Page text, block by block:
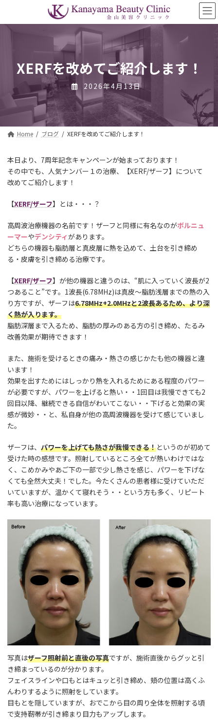
テ
ゲ
XERFを改めてご紹介します！
2026年4月13日
Home ブログ XERFを改めてご紹介します！
本日より、7周年記念キャンペーンが始まっております！
その中でも、人気ナンバー１の治療、【XERF/ザーフ】について
改めてご紹介します！
【XERF/ザーフ】とは・・・？
高周波治療機器の名前です！ザーフと同様に有名なのがボルニュ
ーマーやデンシティがあります。
どちらの機器も脂肪層と真皮層に熱を込めて、土台を引き締め
る・皮膚を引き締める治療です。
【XERF/ザーフ】が他の機器と違うのは、“肌に入っていく波長が2
つあること”です。1波長(6.78MHz)は真皮～脂肪浅層までの熱の入
り方ですが、ザーフは6.78MHz+2.0MHzと2波長あるため、より深
く熱が入ります。
脂肪深層まで入るため、脂肪の厚みのある方の引き締め、たるみ
改善効果が期待できます！
また、施術を受けるときの痛み・熱さの感じかたも他の機器と違
います！
効果を出すためにはしっかり熱を入れるためにある程度のパワー
が必要ですが、パワーを上げると熱い・・1回目は我慢できても2
回目以降、継続できる自信がわいてこない・・下げると効果の実
感が微妙・・と、私自身が他の高周波機器を受けて感じていまし
た。
ザーフは、 パワーを上げても熱さが我慢できる！というのが初めて
受けた時の感想です。照射しているところ全てが熱いわけではな
く、こめかみやあご下の一部で少し熱さを感じ、パワーを下げな
くても全然大丈夫！でした。今たくさんの患者様に受けていただ
いていますが、温かくて寝れそう・・という方も多く、リピート
率も高い治療になっています。
写真はザーフ照射前と直後の写真ですが、施術直後からグッと引
き締まっているのが分かります。
フェイスラインや口もとはキュッと引き締め、頬の位置は高くふ
んわりするように照射をしています。
目もとを隠していますが、おでこから目の周り全体を照射する頃
で支持靭帯が引き締まり目力もアップします。